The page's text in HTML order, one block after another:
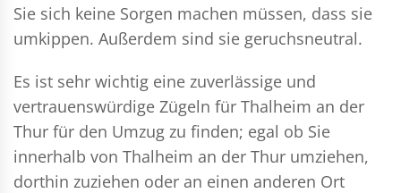
Sie sich keine Sorgen machen müssen, dass sie
umkippen. Außerdem sind sie geruchsneutral.
Es ist sehr wichtig eine zuverlässige und
vertrauenswürdige Zügeln für Thalheim an der
Thur für den Umzug zu finden; egal ob Sie
innerhalb von Thalheim an der Thur umziehen,
dorthin zuziehen oder an einen anderen Ort